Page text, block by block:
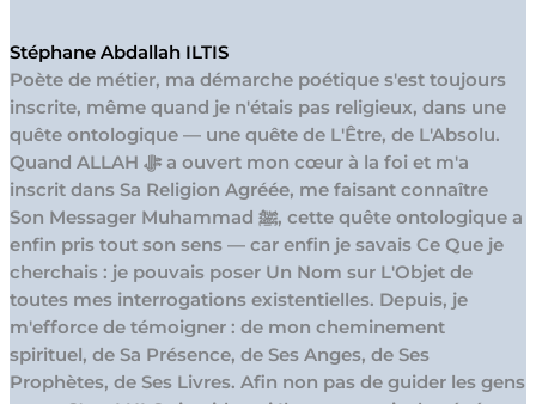
Stéphane Abdallah ILTIS
Poète de métier, ma démarche poétique s'est toujours
inscrite, même quand je n'étais pas religieux, dans une
quête ontologique — une quête de L'Être, de L'Absolu.
Quand ALLAH ﷻ a ouvert mon cœur à la foi et m'a
inscrit dans Sa Religion Agréée, me faisant connaître
Son Messager Muhammad ﷺ, cette quête ontologique a
enfin pris tout son sens — car enfin je savais Ce Que je
cherchais : je pouvais poser Un Nom sur L'Objet de
toutes mes interrogations existentielles. Depuis, je
m'efforce de témoigner : de mon cheminement
spirituel, de Sa Présence, de Ses Anges, de Ses
Prophètes, de Ses Livres. Afin non pas de guider les gens